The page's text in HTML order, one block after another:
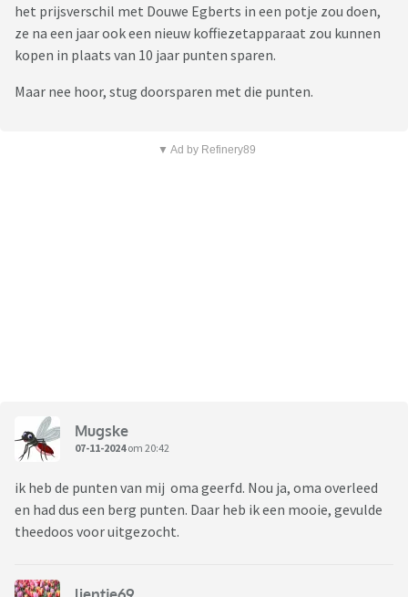
het prijsverschil met Douwe Egberts in een potje zou doen,
ze na een jaar ook een nieuw koffiezetapparaat zou kunnen
kopen in plaats van 10 jaar punten sparen.
Maar nee hoor, stug doorsparen met die punten.
▼ Ad by Refinery89
Mugske
07-11-2024om 20:42
ik heb de punten van mij oma geerfd. Nou ja, oma overleed
en had dus een berg punten. Daar heb ik een mooie, gevulde
theedoos voor uitgezocht.